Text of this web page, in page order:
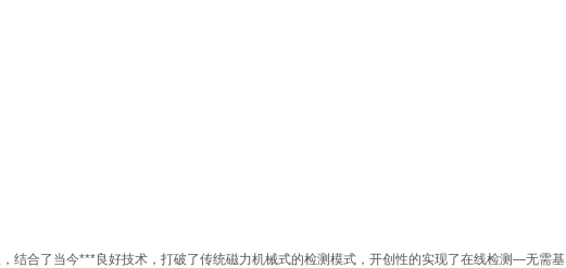
结合了当今***良好技术，打破了传统磁力机械式的检测模式，开创性的实现了在线检测—无需基